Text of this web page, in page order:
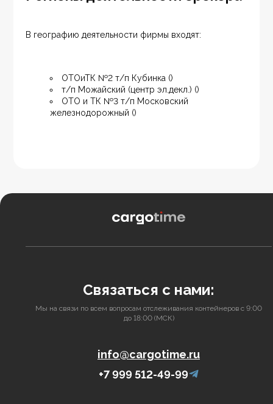
В географию деятельности фирмы входят:
ОТОиТК №2 т/п Кубинка ()
т/п Можайский (центр эл.декл.) ()
ОТО и ТК №3 т/п Московский
железнодорожный ()
Связаться с нами:
Мы на связи по всем вопросам отслеживания контейнеров с 9:00
до 18:00 (МСК)
info@cargotime.ru
+7 999 512-49-99